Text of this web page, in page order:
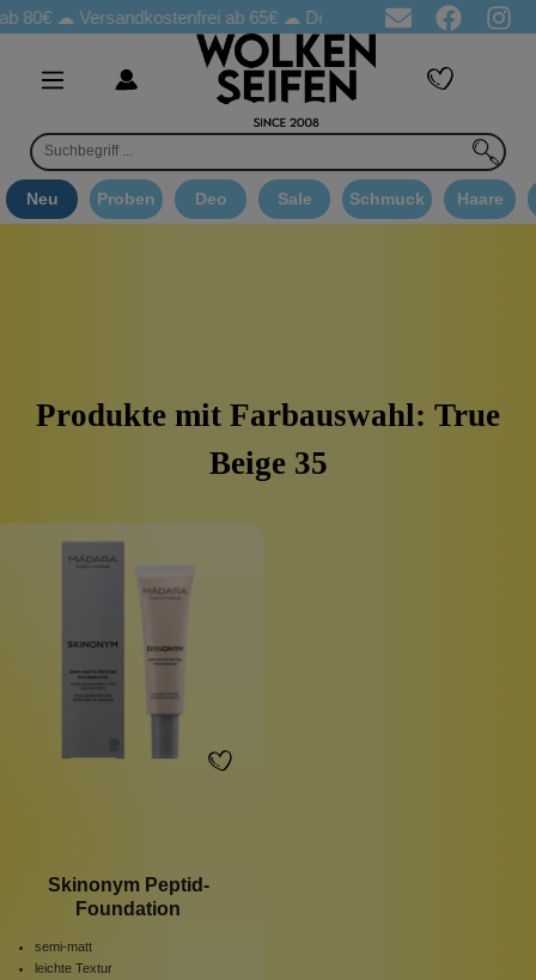
80€ ☁Versandkostenfrei ab 65€☁ Deo Proben in jeder Bestellung
Neu Proben Deo Sale Schmuck Haare
Produkte mit Farbauswahl: True
Beige 35
Skinonym Peptid-
Foundation
semi-matt
leichte Textur